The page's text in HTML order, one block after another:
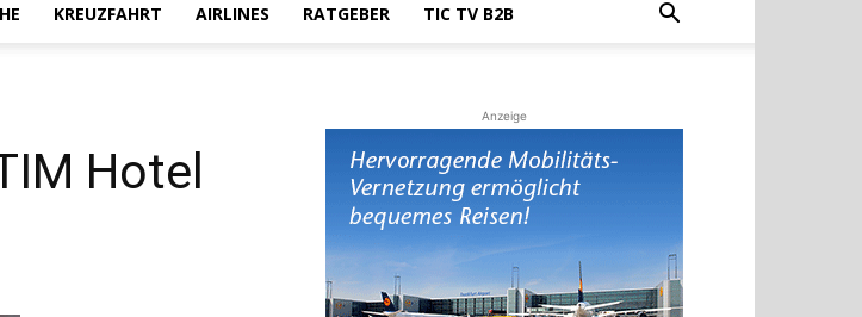
KREUZFAHRT AIRLINES RATGEBER TIC TV B2B
Hotel
Anzeige